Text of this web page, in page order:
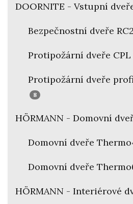
DOORNITE - Vstupní
Bezpečnostní dveře
Protipožární dveře
Protipožární dveře
8
HÖRMANN - Domovní
Domovní dveře
Domovní dveře
HÖRMANN - Interiérové